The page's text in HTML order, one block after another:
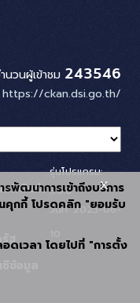
นวนผู้เข้าชม 243546
https://ckan.dsi.go.th/
สถิติแห่ง
ฐ
ข้อมูล
รุ่นโปรแกรม:
3.0.0
วันที่: 2025-06-
พัฒนาการเข้าถึงบริการ
คุกกี้ โปรดคลิก "ยอมรับ
เวลา โดยไปที่ "การตั้ง
x